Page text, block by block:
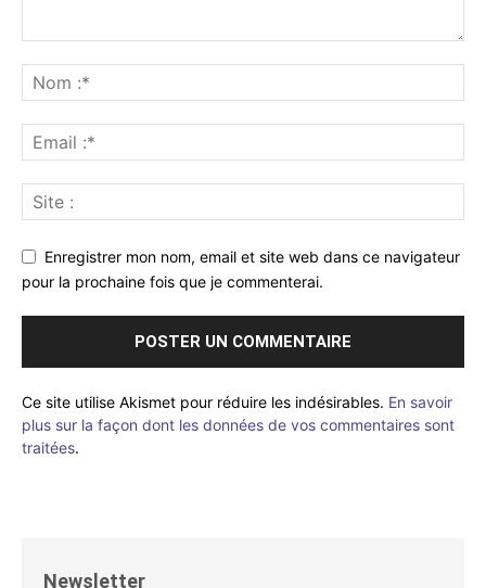
Enregistrer mon nom, email et site web dans ce navigateur
pour la prochaine fois que je commenterai.
Ce site utilise Akismet pour réduire les indésirables. En savoir
plus sur la façon dont les données de vos commentaires sont
traitées.
Newsletter